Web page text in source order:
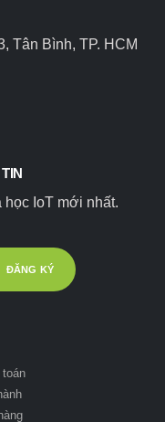
Tân Bình, TP. HCM
IoT mới nhất.